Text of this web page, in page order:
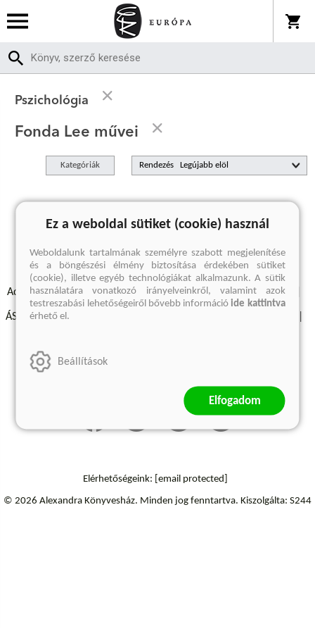
Pszichológia
Fonda Lee művei
Kategóriák Rendezés
A keresett kifejezésre nincs találat
Adatvédelmi szabályzatok Elállási felmondási nyilatkozat
ÁSZF - Vásárlási feltételek
Szállítási információk
Elérhetőségeink: [email protected]
© 2026 Alexandra Könyvesház. Minden jog fenntartva. Kiszolgálta: S244
Ez a weboldal sütiket (cookie) használ
Weboldalunk tartalmának személyre szabott megjelenítése
és a böngészési élmény biztosítása érdekében sütiket
(cookie), illetve egyéb technológiákat alkalmazunk. A sütik
használatára vonatkozó irányelveinkről, valamint azok
testreszabási lehetőségeiről bővebb információide kattintva
érhető el.
Beállítások
Elfogadom